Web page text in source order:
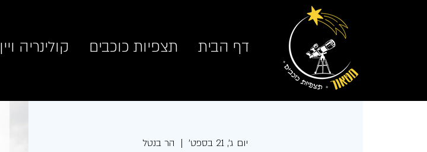
דף הבית תצפיות כוכבים קולינריה ויין
יום ג׳, 21 בספט׳
  |
הר בנטל